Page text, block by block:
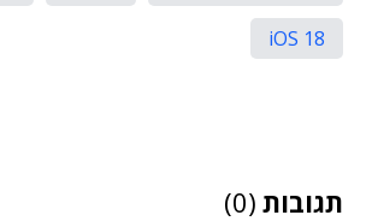
iOS 18
תגובות (0)